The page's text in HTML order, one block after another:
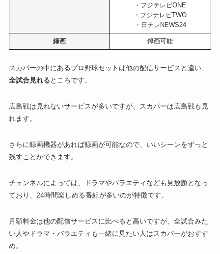
・フジテレビONE
・フジテレビTWO
・日テレNEWS24
録画 録画可能
スカパーの中にあるプロ野球セットは他の配信サービスと違い、
全試合見れるところです。
広島戦は見れないサービスが多いですが、スカパーは広島戦も見
れます。
さらに録画機器があれば録画が可能なので、いいシーンをずっと
残すことができます。
チェンネルによっては、ドラマやバラエティなども見放題となっ
ており、24時間楽しめる番組が多いのが特徴です。
月額料金は他の配信サービスに比べると高いですが、全試合みた
い人やドラマ・バラエティも一緒に見たい人はスカパーがおすす
め。